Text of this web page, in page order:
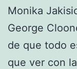
Monika
George
de que todo
que ver con